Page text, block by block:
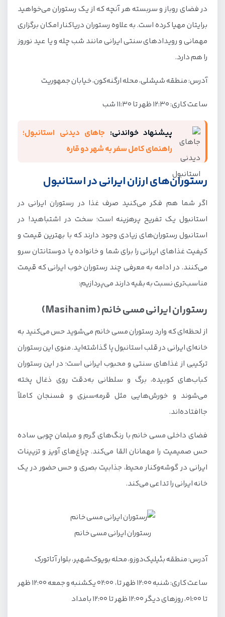
در فضای روباز و سربسته هر آنچه که از یک رستوران می‌خواهید
برایتان مهیا کرده است. به علاوه رستوران دریاکنار امکان برگزاری
مهمانی و رویدادهای سنتی ایرانی مانند شب چله و یا عید نوروز
را هم دارد.
آدرس: منطقه شیشلی، محله ارگنه‌کون، خیابان جمهوریت
ساعت کاری: ۱۲:۳۰ ظهر تا ۱۱:۳۰ شب
پیشنهاد خواندنی: جاهای دیدنی استانبول؛
راهنمای کامل سفر به شهر دو قاره
رستوران‌های ارزان ایرانی در استانبول
اگر شما هم فکر می‌کنید صرف غذا در رستوران ایرانی در
استانبول یک تفریح پرهزینه است؛ سخت در اشتباهید! در
استانبول رستوران‌های زیادی وجود دارند که با بهترین قیمت و
کیفیت غذاهای ایرانی را برای شما و خانواده یا دوستانتان سرو
می‌کنند. در ادامه به معرفی چند رستوران خوب ایرانی که قیمت
مناسب‌تری نسبت به بقیه دارند می‌پردازیم:
رستوران ایرانی مسی خانم (Masihanim)
از لحظه‌ای که وارد رستوران مسی خانم می‌شوید حس می‌کنید به
خانه‌ای ایرانی در قلب استانبول پا گذاشته‌اید. منوی این رستوران
ترکیبی از غذاهای سنتی و محبوب ایرانی است؛ در این رستوران
کباب‌های کوبیده، برگ و سلطانی به‌دقت روی ذغال پخته
می‌شوند و خورش‌هایی مثل قرمه‌سبزی و فسنجان کاملاً
جاافتاده‌اند.
فضای داخلی مسی خانم با رنگ‌های گرم و مبلمان چوبی ساده
حس صمیمیت را مهمانان القا می‌کند. چراغ‌های آویز و تزیینات
ایرانی در گوشه‌وکنار محیط، جذابیت بصری و حس حضور در یک
خانه ایرانی را تداعی می‌کند.
رستوران ایرانی مسی خانم
آدرس: منطقه بئیلیک‌دوزو، محله بویوک‌شهیر، بلوار آتاتورک
ساعت کاری: شنبه ۱۲:۰۰ ظهر تا، ۰۲:۰۰ یکشنبه و جمعه ۱۲:۰۰ ظهر
تا ۰۱:۰۰، روزهای دیگر ۱۲:۰۰ ظهر تا ۱۲:۰۰ بامداد